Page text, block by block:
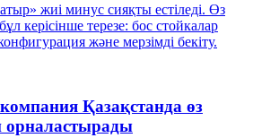
жиі минус сияқты естіледі. Өз
керісінше терезе: бос стойкалар
және мерзімді бекіту.
Қазақстанда өз
орналастырады